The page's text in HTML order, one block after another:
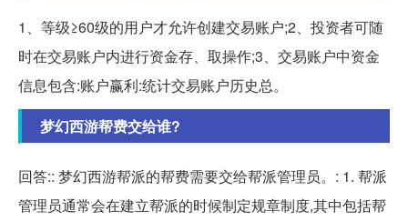
1、等级≥60级的用户才允许创建交易账户;2、投资者可随
时在交易账户内进行资金存、取操作;3、交易账户中资金
信息包含:账户赢利:统计交易账户历史总。
梦幻西游帮费交给谁?
回答:: 梦幻西游帮派的帮费需要交给帮派管理员。: 1. 帮派
管理员通常会在建立帮派的时候制定规章制度,其中包括帮